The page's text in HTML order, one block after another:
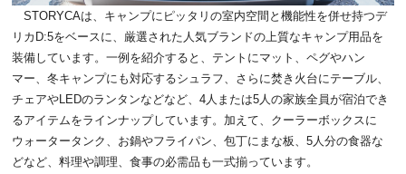
STORYCAは、キャンプにピッタリの室内空間と機能性を併せ持つデ
リカD:5をベースに、厳選された人気ブランドの上質なキャンプ用品を
装備しています。一例を紹介すると、テントにマット、ペグやハン
マー、冬キャンプにも対応するシュラフ、さらに焚き火台にテーブル、
チェアやLEDのランタンなどなど、4人または5人の家族全員が宿泊でき
るアイテムをラインナップしています。加えて、クーラーボックスに
ウォータータンク、お鍋やフライパン、包丁にまな板、5人分の食器な
どなど、料理や調理、食事の必需品も一式揃っています。